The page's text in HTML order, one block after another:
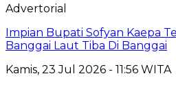
Advertorial
Impian Bupati Sofyan Kaepa
Banggai Laut Tiba Di Banggai
Kamis, 23 Jul 2026 - 11:56 WITA